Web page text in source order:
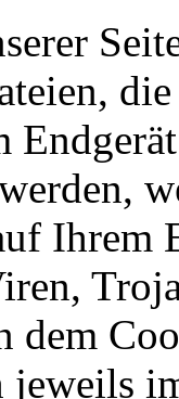
Ihrem
dem
jeweils